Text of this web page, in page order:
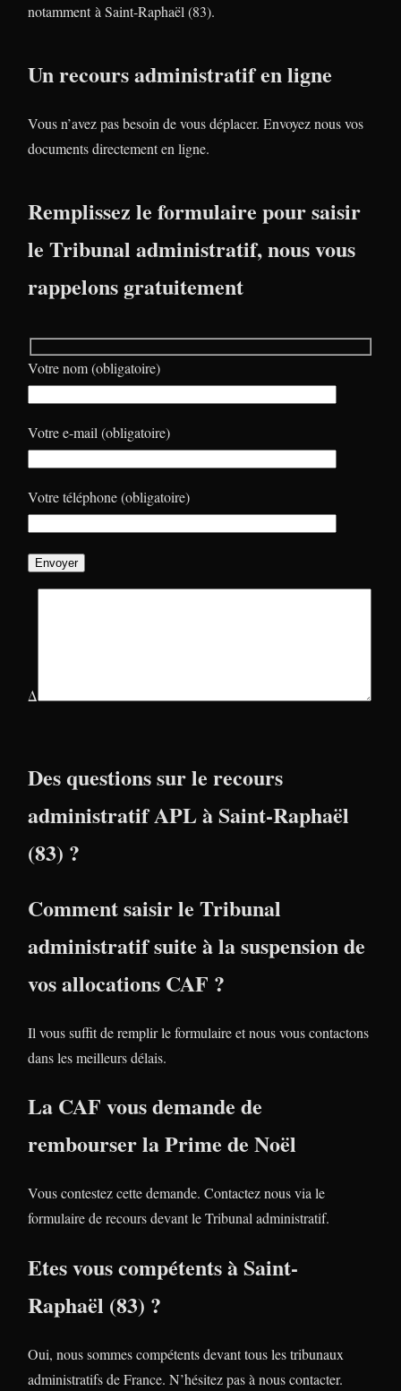
notamment à Saint-Raphaël (83).
Un recours administratif en ligne
Vous n’avez pas besoin de vous déplacer. Envoyez nous vos
documents directement en ligne.
Remplissez le formulaire pour saisir
le Tribunal administratif, nous vous
rappelons gratuitement
Votre nom (obligatoire)
Votre e-mail (obligatoire)
Votre téléphone (obligatoire)
Δ
Des questions sur le recours
administratif APL à Saint-Raphaël
(83) ?
Comment saisir le Tribunal
administratif suite à la suspension de
vos allocations CAF ?
Il vous suffit de remplir le formulaire et nous vous contactons
dans les meilleurs délais.
La CAF vous demande de
rembourser la Prime de Noël
Vous contestez cette demande. Contactez nous via le
formulaire de recours devant le Tribunal administratif.
Etes vous compétents à Saint-
Raphaël (83) ?
Oui, nous sommes compétents devant tous les tribunaux
administratifs de France. N’hésitez pas à nous contacter.